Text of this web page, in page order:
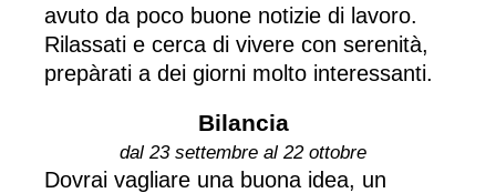
avuto da poco buone notizie di lavoro.
Rilassati e cerca di vivere con serenità,
prepàrati a dei giorni molto interessanti.
Bilancia
dal 23 settembre al 22 ottobre
Dovrai vagliare una buona idea, un